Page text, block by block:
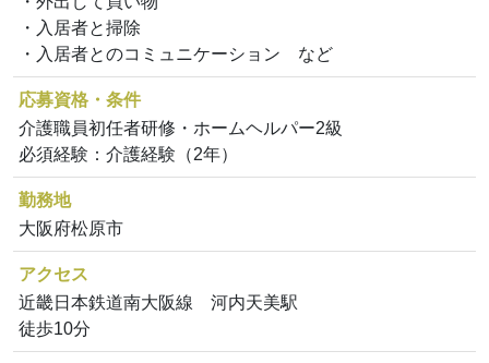
・入居者と掃除
・入居者とのコミュニケーション など
応募資格・条件
介護職員初任者研修・ホームヘルパー2級
必須経験：介護経験（2年）
勤務地
大阪府松原市
アクセス
近畿日本鉄道南大阪線 河内天美駅
徒歩10分